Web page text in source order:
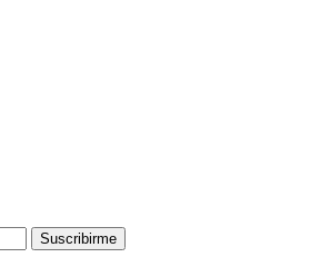
Suscribirme